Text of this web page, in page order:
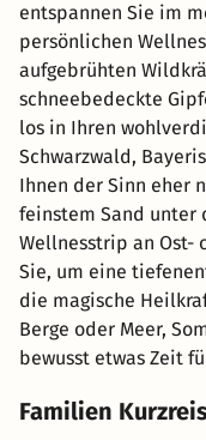
entspannen Sie im
persönlichen
aufgebrühten
schneebedeckte
los in Ihren
Schwarzwald,
Ihnen der Sinn eher
feinstem Sand unter
Wellnesstrip an Ost-
Sie, um eine
die magische
Berge oder Meer,
bewusst etwas Zeit
Familien